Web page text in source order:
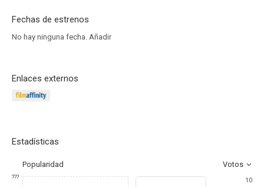
Fechas de estrenos
No hay ninguna fecha. Añadir
Enlaces externos
Estadísticas
Popularidad Votos
???
10